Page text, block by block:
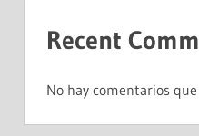
Recent
No hay comentarios